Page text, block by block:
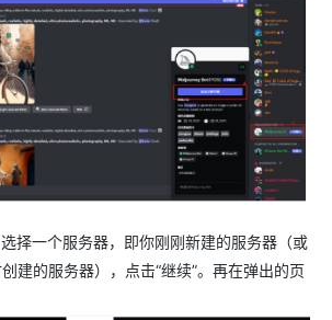
择一个服务器，即你刚刚新建的服务器（或
建的服务器），点击“继续”。再在弹出的页